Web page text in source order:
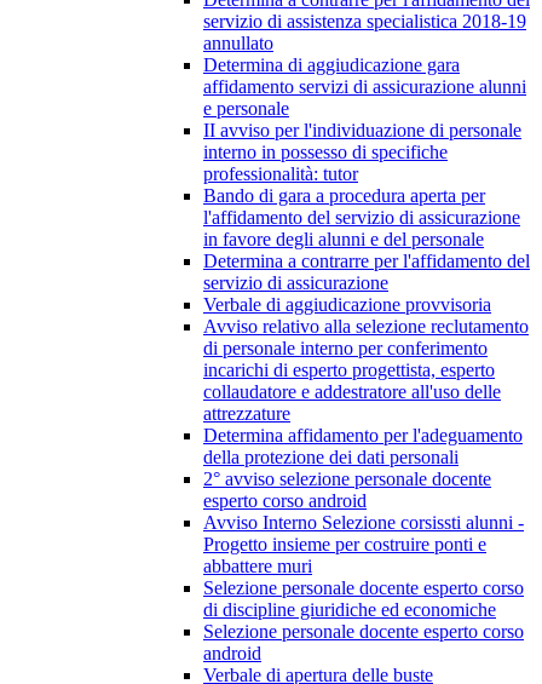
servizio di assistenza specialistica 2018-19
annullato
Determina di aggiudicazione gara
affidamento servizi di assicurazione alunni
e personale
II avviso per l'individuazione di personale
interno in possesso di specifiche
professionalità: tutor
Bando di gara a procedura aperta per
l'affidamento del servizio di assicurazione
in favore degli alunni e del personale
Determina a contrarre per l'affidamento del
servizio di assicurazione
Verbale di aggiudicazione provvisoria
Avviso relativo alla selezione reclutamento
di personale interno per conferimento
incarichi di esperto progettista, esperto
collaudatore e addestratore all'uso delle
attrezzature
Determina affidamento per l'adeguamento
della protezione dei dati personali
2° avviso selezione personale docente
esperto corso android
Avviso Interno Selezione corsissti alunni -
Progetto insieme per costruire ponti e
abbattere muri
Selezione personale docente esperto corso
di discipline giuridiche ed economiche
Selezione personale docente esperto corso
android
Verbale di apertura delle buste